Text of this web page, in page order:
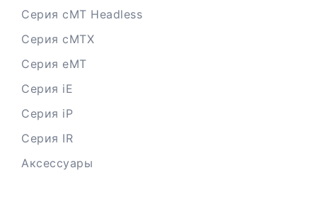
Серия cMT Headless
Серия cMTX
Серия eMT
Серия iE
Серия iP
Серия IR
Аксессуары